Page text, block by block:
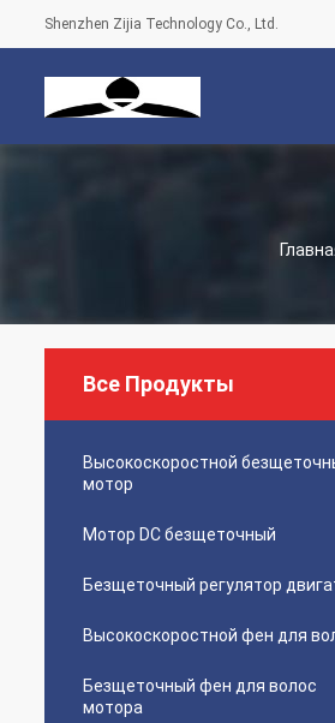
Shenzhen Zijia Technology Co., Ltd.
Все Продукты
Высокоскоростной
мотор
Мотор DC безщеточный
Безщеточный регулятор
Высокоскоростной фен для
Безщеточный фен для волос
мотора